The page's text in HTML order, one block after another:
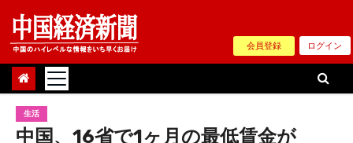
Skip
content
会員登録 ログイン
生活
中国、16省で1ヶ月の最低賃金が